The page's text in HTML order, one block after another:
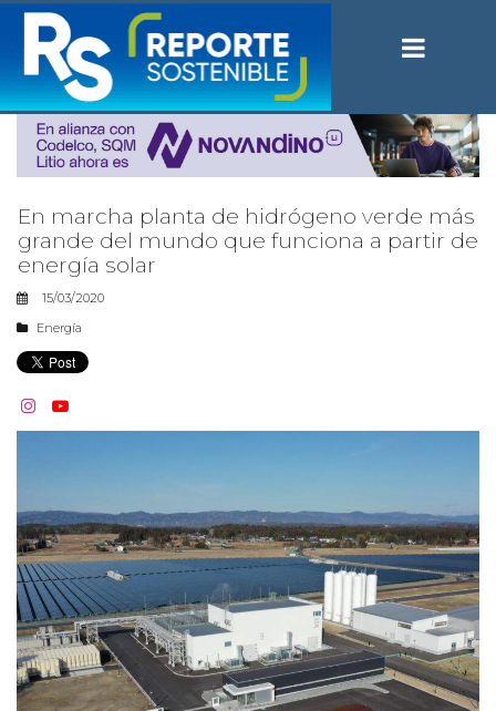
En marcha planta de hidrógeno verde más
grande del mundo que funciona a partir de
energía solar
15/03/2020
Energía
 